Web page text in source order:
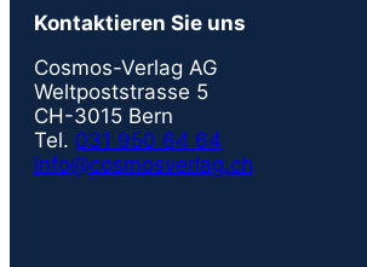
Kontaktieren Sie uns
Cosmos-Verlag AG
Weltpoststrasse 5
CH-3015 Bern
Tel. 031 950 64 64
info@cosmosverlag.ch